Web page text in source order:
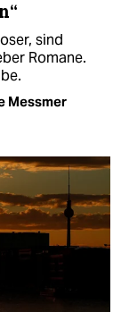
sind
Romane.
Messmer